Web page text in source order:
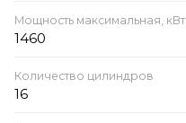
Мощность максимальная, кВт
1460
Количество цилиндров
16